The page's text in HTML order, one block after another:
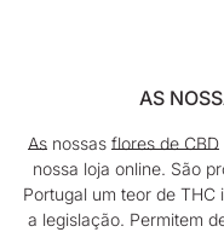
AS
Asnossas flores de CBD
nossa loja online. São
Portugal um teor de
a legislação. Permitem